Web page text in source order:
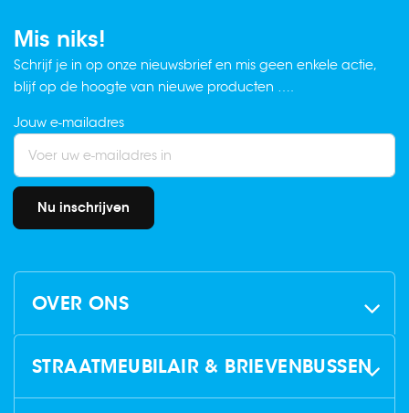
Mis niks!
Schrijf je in op onze nieuwsbrief en mis geen enkele actie,
blijf op de hoogte van nieuwe producten ….
Jouw e-mailadres
Nu inschrijven
OVER ONS
STRAATMEUBILAIR & BRIEVENBUSSEN